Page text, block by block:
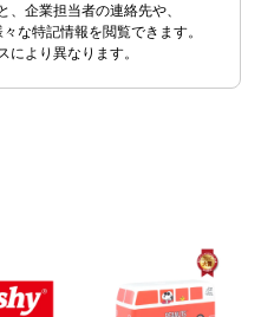
、企業担当者の連絡先や、
な特記情報を閲覧できます。
より異なります。